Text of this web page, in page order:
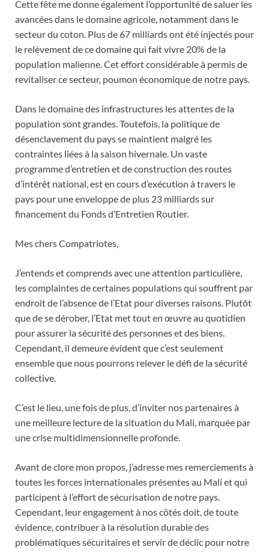
Cette fête me donne également l’opportunité de saluer les
avancées dans le domaine agricole, notamment dans le
secteur du coton. Plus de 67 milliards ont été injectés pour
le relèvement de ce domaine qui fait vivre 20% de la
population malienne. Cet effort considérable à permis de
revitaliser ce secteur, poumon économique de notre pays.
Dans le domaine des infrastructures les attentes de la
population sont grandes. Toutefois, la politique de
désenclavement du pays se maintient malgré les
contraintes liées à la saison hivernale. Un vaste
programme d’entretien et de construction des routes
d’intérêt national, est en cours d’exécution à travers le
pays pour une enveloppe de plus 23 milliards sur
financement du Fonds d’Entretien Routier.
Mes chers Compatriotes,
J’entends et comprends avec une attention particulière,
les complaintes de certaines populations qui souffrent par
endroit de l’absence de l’Etat pour diverses raisons. Plutôt
que de se dérober, l’Etat met tout en œuvre au quotidien
pour assurer la sécurité des personnes et des biens.
Cependant, il demeure évident que c’est seulement
ensemble que nous pourrons relever le défi de la sécurité
collective.
C’est le lieu, une fois de plus, d’inviter nos partenaires à
une meilleure lecture de la situation du Mali, marquée par
une crise multidimensionnelle profonde.
Avant de clore mon propos, j’adresse mes remerciements à
toutes les forces internationales présentes au Mali et qui
participent à l’effort de sécurisation de notre pays.
Cependant, leur engagement à nos côtés doit, de toute
évidence, contribuer à la résolution durable des
problématiques sécuritaires et servir de déclic pour notre